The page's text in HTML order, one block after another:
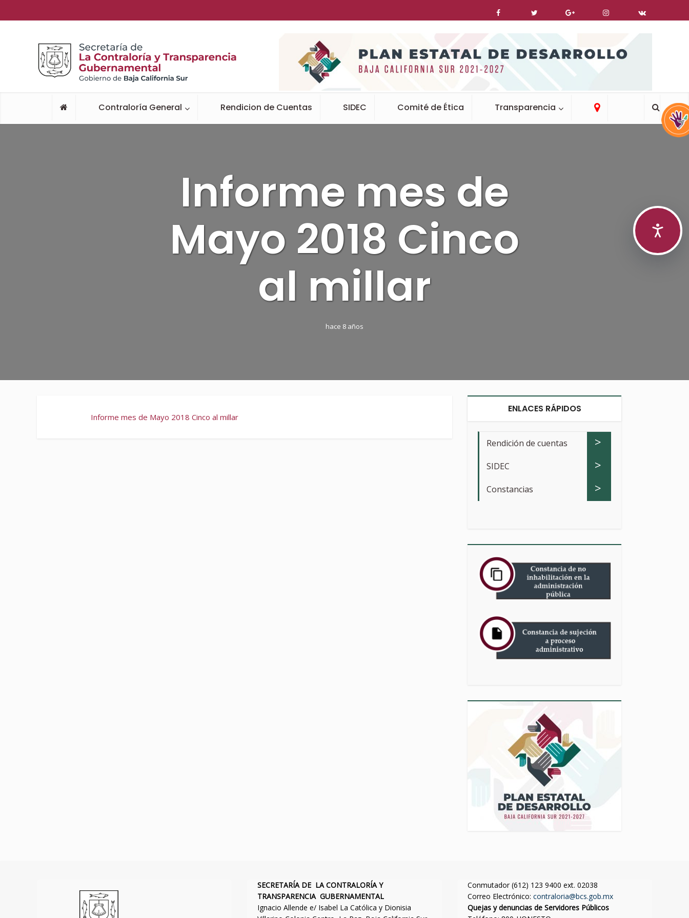
Contraloría General Rendicion de Cuentas SIDEC Comité de Ética Transparencia
Informe mes de
Mayo 2018 Cinco
al millar
hace 8 años
Informe mes de Mayo 2018 Cinco al millar
ENLACES RÁPIDOS
Rendición de cuentas >
SIDEC >
Constancias >
SECRETARÍA DE LA CONTRALORÍA Y
TRANSPARENCIA GUBERNAMENTAL
Ignacio Allende e/ Isabel La Católica y Dionisia
Conmutador (612) 123 9400 ext. 02038
Correo Electrónico:contraloria@bcs.gob.mx
Quejas y denuncias de Servidores Públicos